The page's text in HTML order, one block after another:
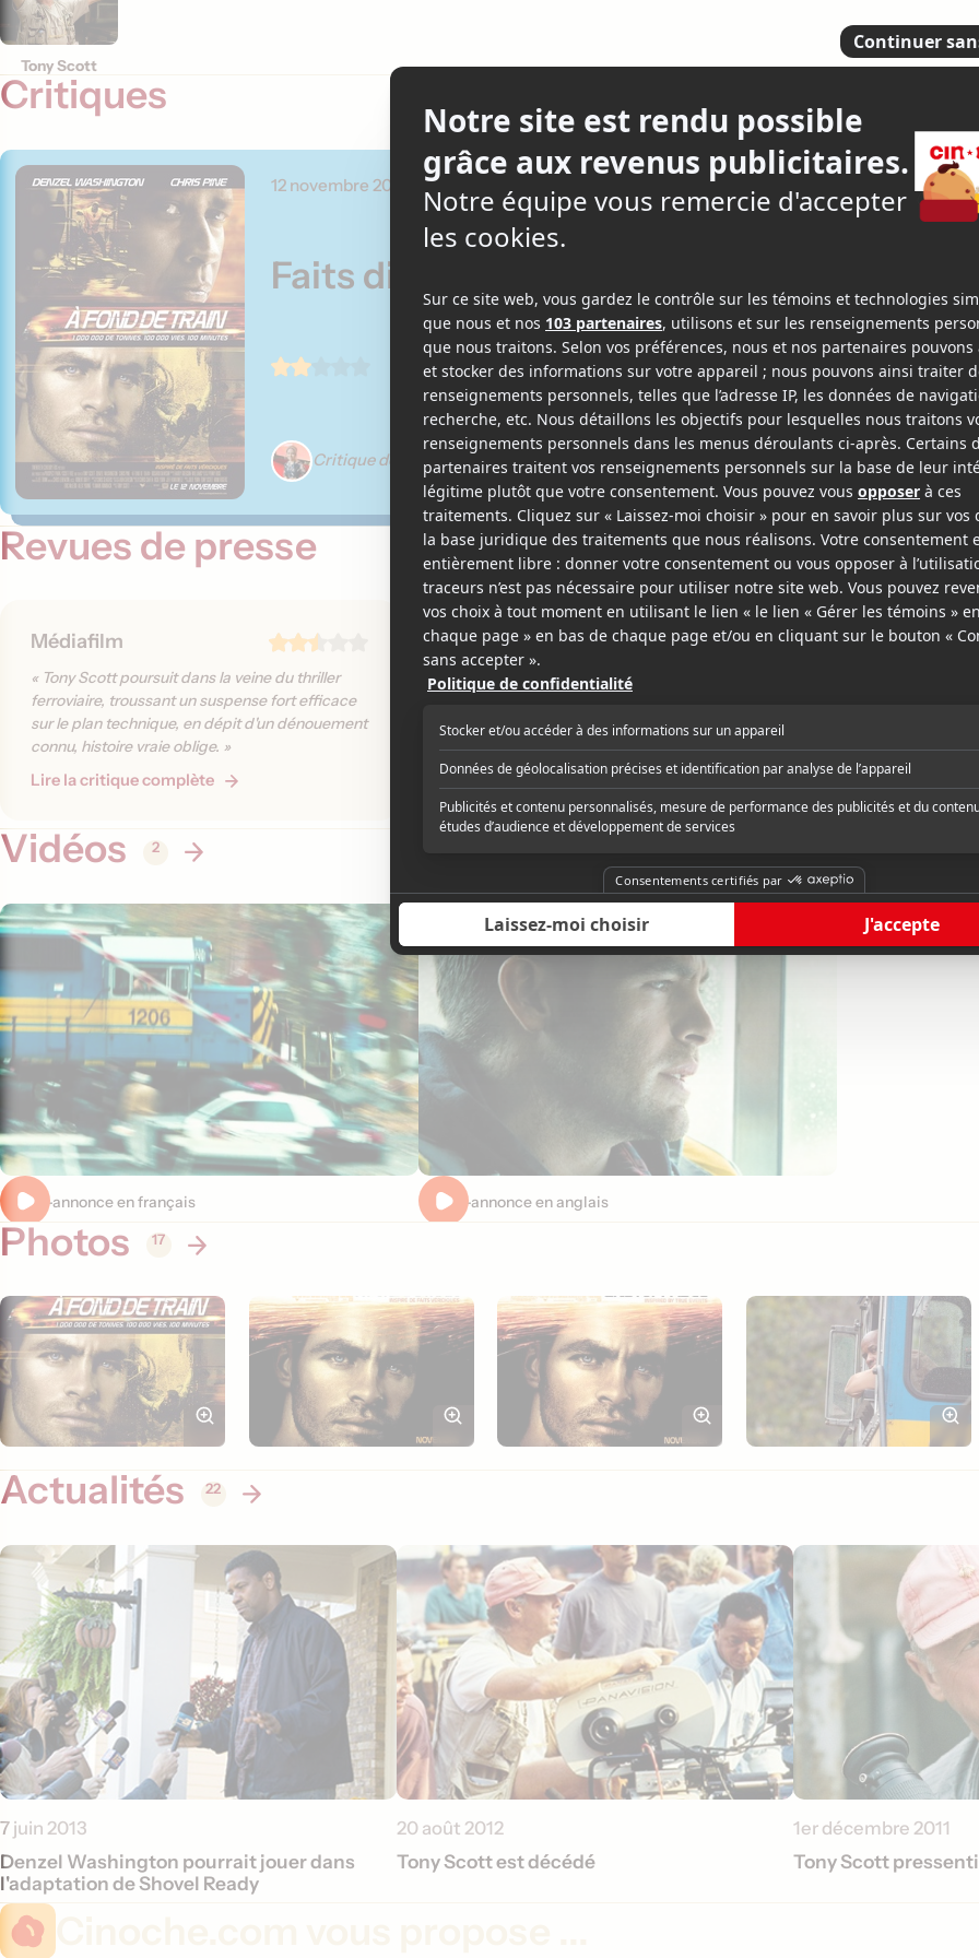
Tony Scott
Critiques
12 novembre 2010
Faits divers
Critique de Élizabeth Lepage-Boily
17
Revues de presse
Médiafilm
« Tony Scott poursuit dans la veine du thriller
ferroviaire, troussant un suspense fort efficace
sur le plan technique, en dépit d'un dénouement
connu, histoire vraie oblige. »
Lire la critique complète
Lecinema.ca
« Unstoppable porte bien la marque de Tony
comme c'était le cas de ses précédents Déjà
Vu, Domino, Man on Fire et la liste est longue.
Peut-être devrait-il commencer à travailler avec
un scénariste digne de ce nom. »
Lire la critique complète
Voir
« Bien qu'on
maintient
même s'il a
quelques effets-
musique
passé des
amenés en cours de
Lire la critique
Vidéos 2
Bande-annonce en français Bande-annonce en anglais
Photos 17
Actualités 22
7 juin 2013
Denzel Washington pourrait jouer dans
l'adaptation de Shovel Ready
20 août 2012
Tony Scott est décédé
1er décembre 2011
Tony Scott